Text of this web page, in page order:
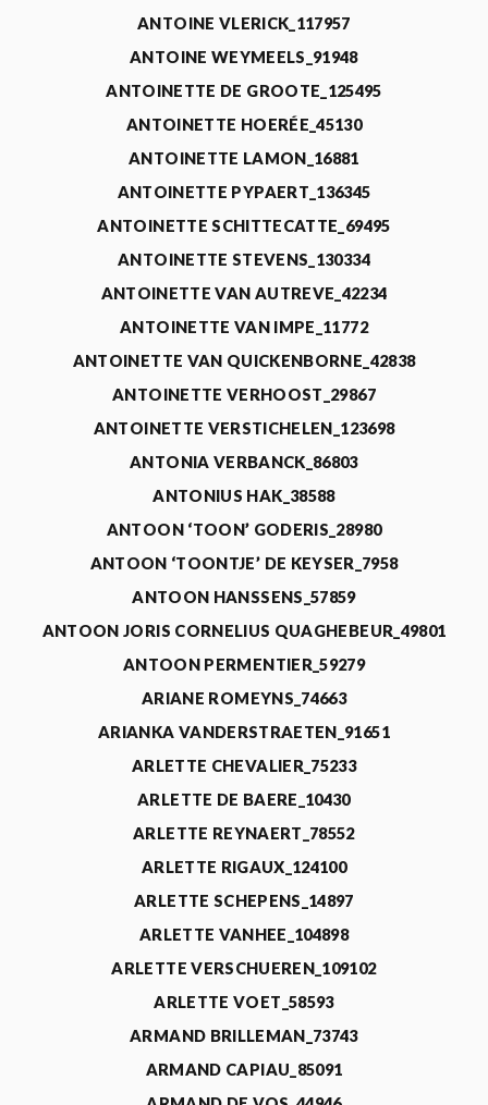
ANTOINE VLERICK_117957
ANTOINE WEYMEELS_91948
ANTOINETTE DE GROOTE_125495
ANTOINETTE HOERÉE_45130
ANTOINETTE LAMON_16881
ANTOINETTE PYPAERT_136345
ANTOINETTE SCHITTECATTE_69495
ANTOINETTE STEVENS_130334
ANTOINETTE VAN AUTREVE_42234
ANTOINETTE VAN IMPE_11772
ANTOINETTE VAN QUICKENBORNE_42838
ANTOINETTE VERHOOST_29867
ANTOINETTE VERSTICHELEN_123698
ANTONIA VERBANCK_86803
ANTONIUS HAK_38588
ANTOON ‘TOON’ GODERIS_28980
ANTOON ‘TOONTJE’ DE KEYSER_7958
ANTOON HANSSENS_57859
ANTOON JORIS CORNELIUS QUAGHEBEUR_49801
ANTOON PERMENTIER_59279
ARIANE ROMEYNS_74663
ARIANKA VANDERSTRAETEN_91651
ARLETTE CHEVALIER_75233
ARLETTE DE BAERE_10430
ARLETTE REYNAERT_78552
ARLETTE RIGAUX_124100
ARLETTE SCHEPENS_14897
ARLETTE VANHEE_104898
ARLETTE VERSCHUEREN_109102
ARLETTE VOET_58593
ARMAND BRILLEMAN_73743
ARMAND CAPIAU_85091